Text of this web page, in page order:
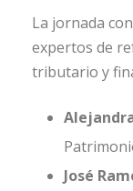
La jornada
expertos de
tributario y
José